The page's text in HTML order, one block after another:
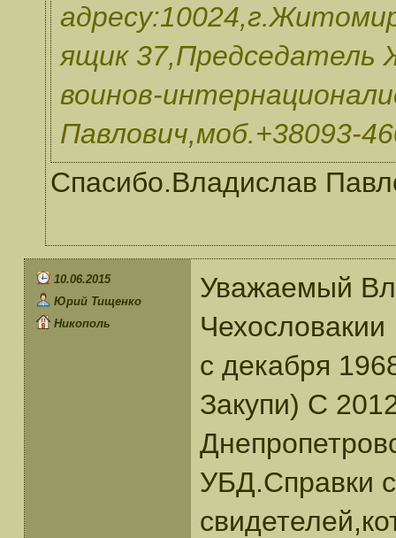
ящик 37,Председатель
воинов-
Павлович,моб.+38093-
Спасибо.Владислав
10.06.2015
Юрий Тищенко
Никополь
Уважаемый
Чехословакии
с декабря
Закупи) С
УБД.Справки